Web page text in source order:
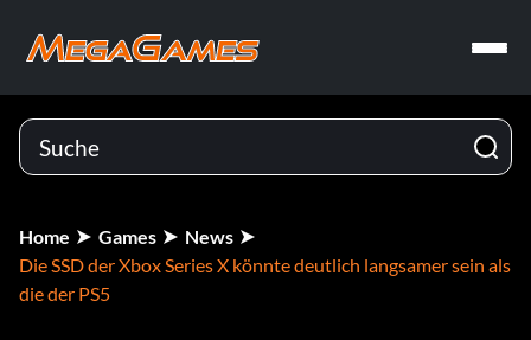
Home Games
News
Die SSD der Xbox Series X könnte deutlich langsamer sein als
die der PS5